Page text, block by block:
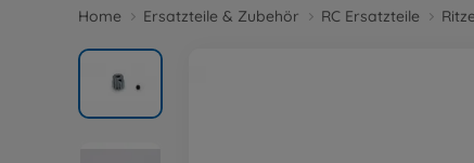
Home Ersatzteile & Zubehör RC Ersatzteile